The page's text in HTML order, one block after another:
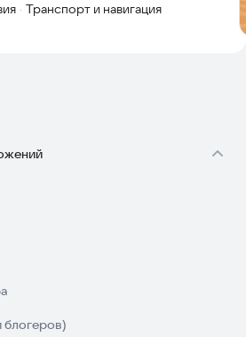
· Транспорт и навигация